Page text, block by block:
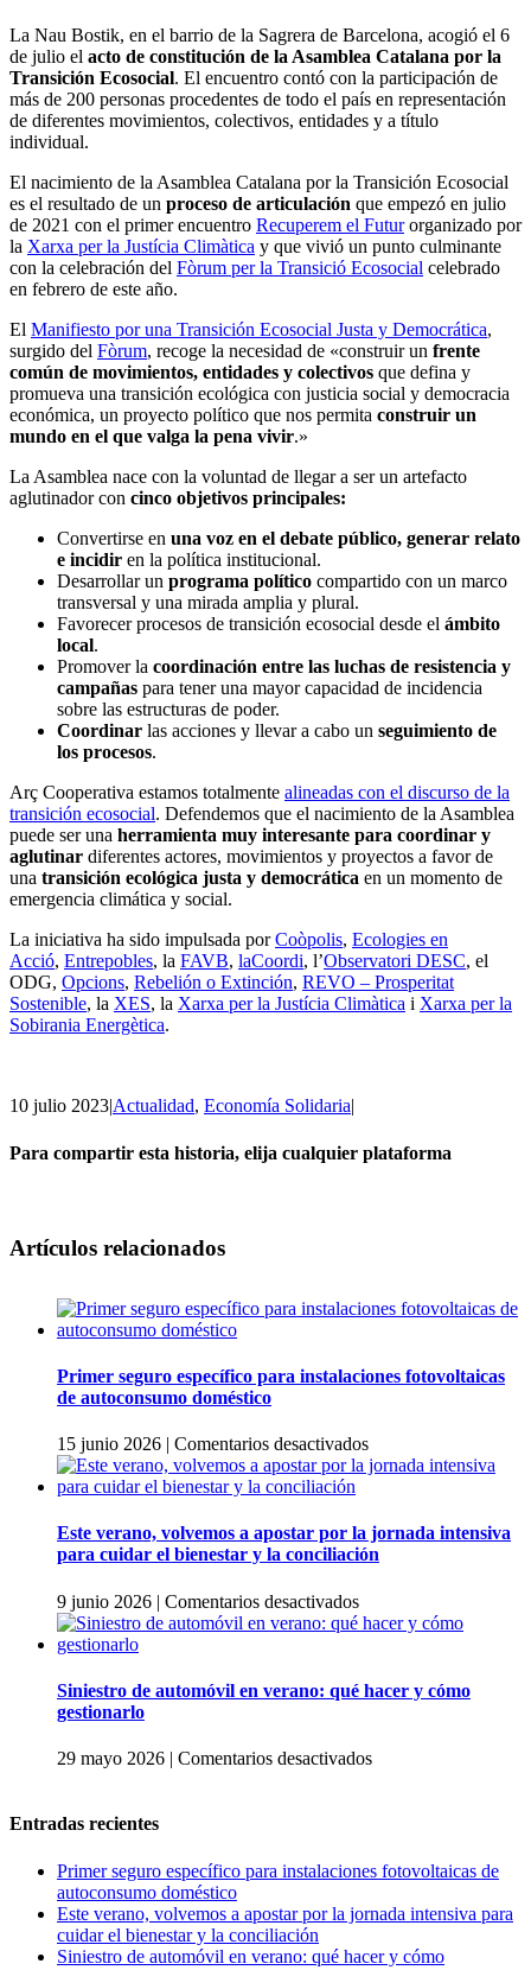
La Nau Bostik, en el barrio de la Sagrera de Barcelona, acogió el 6
de julio el acto de constitución de la Asamblea Catalana por la
Transición Ecosocial. El encuentro contó con la participación de
más de 200 personas procedentes de todo el país en representación
de diferentes movimientos, colectivos, entidades y a título
individual.
El nacimiento de la Asamblea Catalana por la Transición Ecosocial
es el resultado de un proceso de articulación que empezó en julio
de 2021 con el primer encuentro Recuperem el Futurorganizado por
la Xarxa per la Justícia Climàtica y que vivió un punto culminante
con la celebración del Fòrum per la Transició Ecosocial celebrado
en febrero de este año.
El Manifiesto por una Transición Ecosocial Justa y Democrática,
surgido del Fòrum, recoge la necesidad de «construir un frente
común de movimientos, entidades y colectivos que defina y
promueva una transición ecológica con justicia social y democracia
económica, un proyecto político que nos permita construir un
mundo en el que valga la pena vivir.»
La Asamblea nace con la voluntad de llegar a ser un artefacto
aglutinador con cinco objetivos principales:
Convertirse en una voz en el debate público, generar relato
e incidir en la política institucional.
Desarrollar un programa político compartido con un marco
transversal y una mirada amplia y plural.
Favorecer procesos de transición ecosocial desde el ámbito
local.
Promover la coordinación entre las luchas de resistencia y
campañas para tener una mayor capacidad de incidencia
sobre las estructuras de poder.
Coordinar las acciones y llevar a cabo un seguimiento de
los procesos.
Arç Cooperativa estamos totalmente alineadas con el discurso de la
transición ecosocial. Defendemos que el nacimiento de la Asamblea
puede ser una herramienta muy interesante para coordinar y
aglutinar diferentes actores, movimientos y proyectos a favor de
una transición ecológica justa y democrática en un momento de
emergencia climática y social.
La iniciativa ha sido impulsada porCoòpolis, Ecologies en
Acció, Entrepobles, la FAVB, laCoordi, l’Observatori DESC, el
ODG, Opcions, Rebelión o Extinción, REVO – Prosperitat
Sostenible, la XES, la Xarxa per la Justícia Climàtica i Xarxa per la
Sobirania Energètica.
10 julio 2023|Actualidad, Economía Solidaria|
Para compartir esta historia, elija cualquier plataforma
Artículos relacionados
Primer seguro específico para instalaciones fotovoltaicas
de autoconsumo doméstico
15 junio 2026 | Comentarios desactivadosen
Primer
para
instalaciones
autoconsumo
doméstico
Este verano, volvemos a apostar por la jornada intensiva
para cuidar el bienestar y la conciliación
9 junio 2026 | Comentarios desactivadosen
Este
a
jornada
bienestar
la
Siniestro de automóvil en verano: qué hacer y cómo
gestionarlo
29 mayo 2026 | Comentarios desactivadosen
verano:
qué
hacer
y
cómo
Entradas recientes
Primer seguro específico para instalaciones fotovoltaicas de
autoconsumo doméstico
Este verano, volvemos a apostar por la jornada intensiva para
cuidar el bienestar y la conciliación
Siniestro de automóvil en verano: qué hacer y cómo